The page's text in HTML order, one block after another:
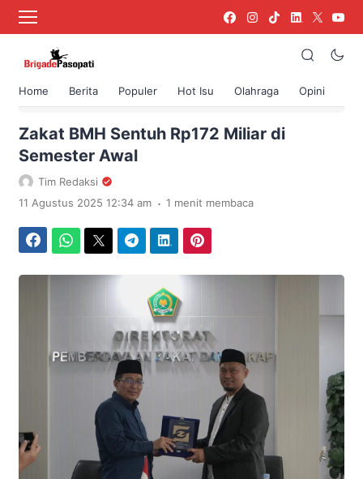
Home Berita Populer Hot Isu Olahraga Opini
›
Zakat BMH Sentuh Rp172 Miliar di
Semester Awal
Tim Redaksi
11 Agustus 2025 12:34 am . 1 menit membaca